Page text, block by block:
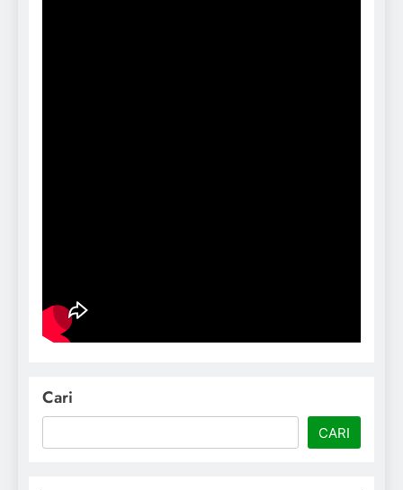
Cari
CARI